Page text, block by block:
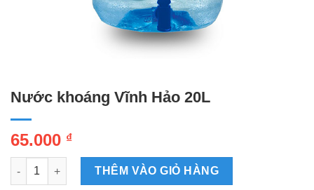
Nước khoáng Vĩnh Hảo 20L
65.000 ₫
Nước khoáng Vĩnh Hảo 20L số lượng
THÊM VÀO GIỎ HÀNG